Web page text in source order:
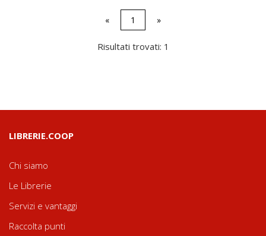
« 1 »
Risultati trovati: 1
LIBRERIE.COOP
Chi siamo
Le Librerie
Servizi e vantaggi
Raccolta punti